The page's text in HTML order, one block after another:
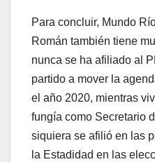
Para concluir, Mundo
Román también tiene
nunca se ha afiliado al
partido a mover la
el año 2020, mientras
fungía como Secretario
siquiera se afilió en las
la Estadidad en las